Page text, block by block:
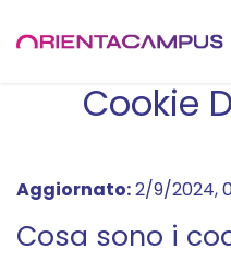
Cookie
Aggiornato:2/9/2024,
Cosa sono i